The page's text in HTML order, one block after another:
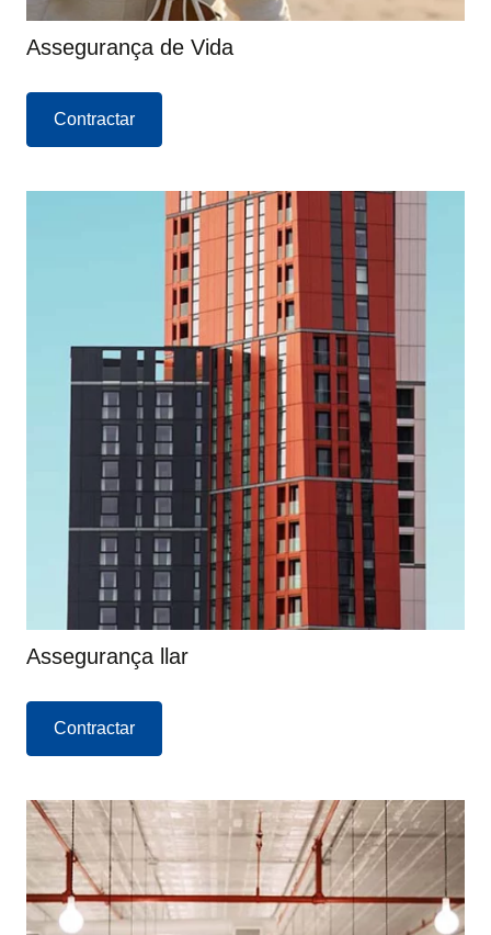
Assegurança de Vida
Contractar
Assegurança llar
Contractar